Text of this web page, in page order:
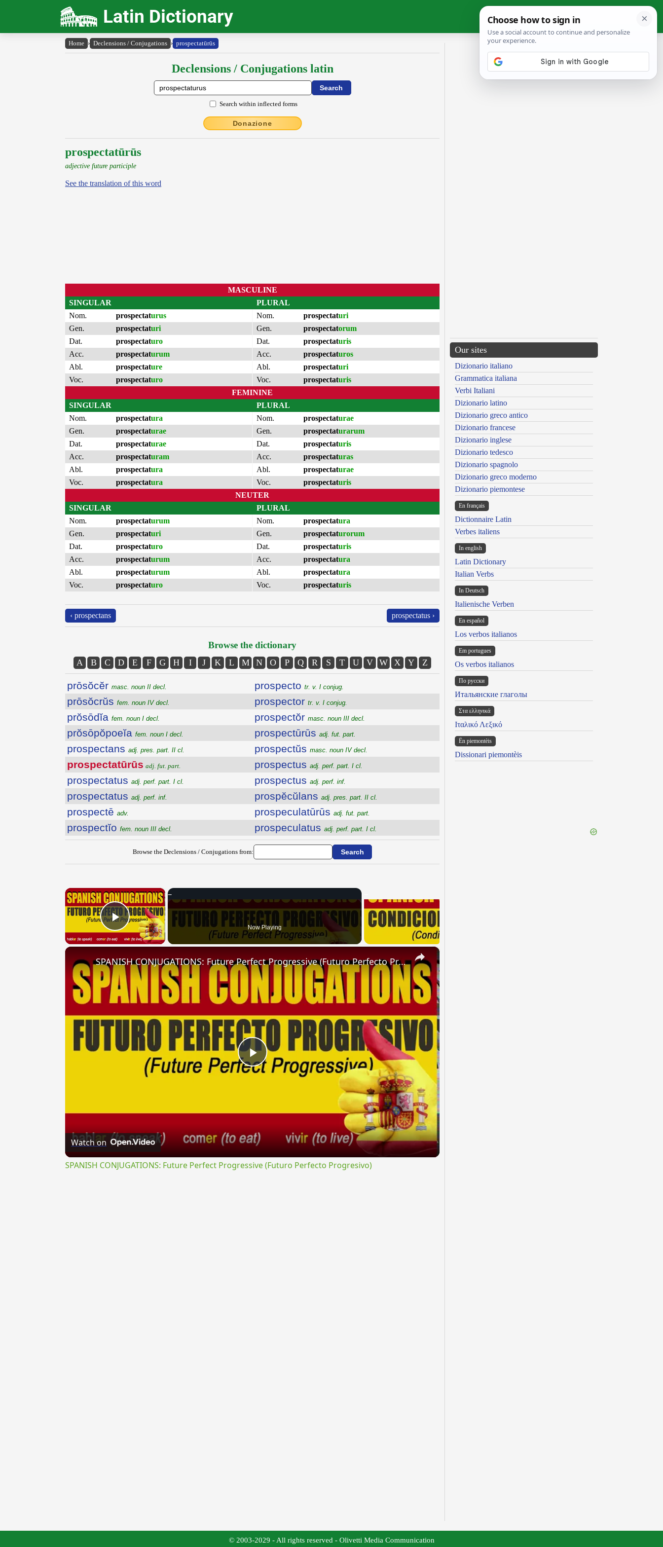
Latin Dictionary
Home › Declensions / Conjugations › prospectatūrūs
Declensions / Conjugations latin
Search within inflected forms
Donazione
prospectatūrūs
adjective future participle
See the translation of this word
MASCULINE
SINGULAR
Nom.
prospectaturus
Gen.
prospectaturi
Dat.
prospectaturo
Acc.
prospectaturum
Abl.
prospectature
Voc.
prospectaturo
PLURAL
Nom.
prospectaturi
Gen.
prospectatorum
Dat.
prospectaturis
Acc.
prospectaturos
Abl.
prospectaturi
Voc.
prospectaturis
FEMININE
SINGULAR
Nom.
prospectatura
Gen.
prospectaturae
Dat.
prospectaturae
Acc.
prospectaturam
Abl.
prospectatura
Voc.
prospectatura
PLURAL
Nom.
prospectaturae
Gen.
prospectaturarum
Dat.
prospectaturis
Acc.
prospectaturas
Abl.
prospectaturae
Voc.
prospectaturis
NEUTER
SINGULAR
Nom.
prospectaturum
Gen.
prospectaturi
Dat.
prospectaturo
Acc.
prospectaturum
Abl.
prospectaturum
Voc.
prospectaturo
PLURAL
Nom.
prospectatura
Gen.
prospectaturorum
Dat.
prospectaturis
Acc.
prospectatura
Abl.
prospectatura
Voc.
prospectaturis
‹ prospectans prospectatus ›
Browse the dictionary
A B C D E F G H I J K L M N O P Q R S T U V W X Y Z
prōsŏcĕr masc. noun II decl.
prōsŏcrŭs fem. noun IV decl.
prŏsōdĭa fem. noun I decl.
prŏsōpŏpoeĭa fem. noun I decl.
prospectans adj. pres. part. II cl.
prospectatūrūs adj. fut. part.
prospectatus adj. perf. part. I cl.
prospectatus adj. perf. inf.
prospectē adv.
prospectĭo fem. noun III decl.
prospecto tr. v. I conjug.
prospector tr. v. I conjug.
prospectŏr masc. noun III decl.
prospectūrūs adj. fut. part.
prospectŭs masc. noun IV decl.
prospectus adj. perf. part. I cl.
prospectus adj. perf. inf.
prospĕcŭlans adj. pres. part. II cl.
prospeculatūrūs adj. fut. part.
prospeculatus adj. perf. part. I cl.
Browse the Declensions / Conjugations from:
×
Play Video Now Playing
×
Play
SPANISH CONJUGATIONS: Future Perfect Progressive (Futuro Perfecto Progresivo)
Watch on
SPANISH CONJUGATIONS: Future Perfect Progressive (Futuro Perfecto Progresivo)
Our sites
Dizionario italiano
Grammatica italiana
Verbi Italiani
Dizionario latino
Dizionario greco antico
Dizionario francese
Dizionario inglese
Dizionario tedesco
Dizionario spagnolo
Dizionario greco moderno
Dizionario piemontese
En français
Dictionnaire Latin
Verbes italiens
In english
Latin Dictionary
Italian Verbs
In Deutsch
Italienische Verben
En español
Los verbos italianos
Em portugues
Os verbos italianos
По русски
Итальянские глаголы
Στα ελληνικά
Ιταλικό Λεξικό
Ën piemontèis
Dissionari piemontèis
© 2003-2029 - All rights reserved - Olivetti Media Communication